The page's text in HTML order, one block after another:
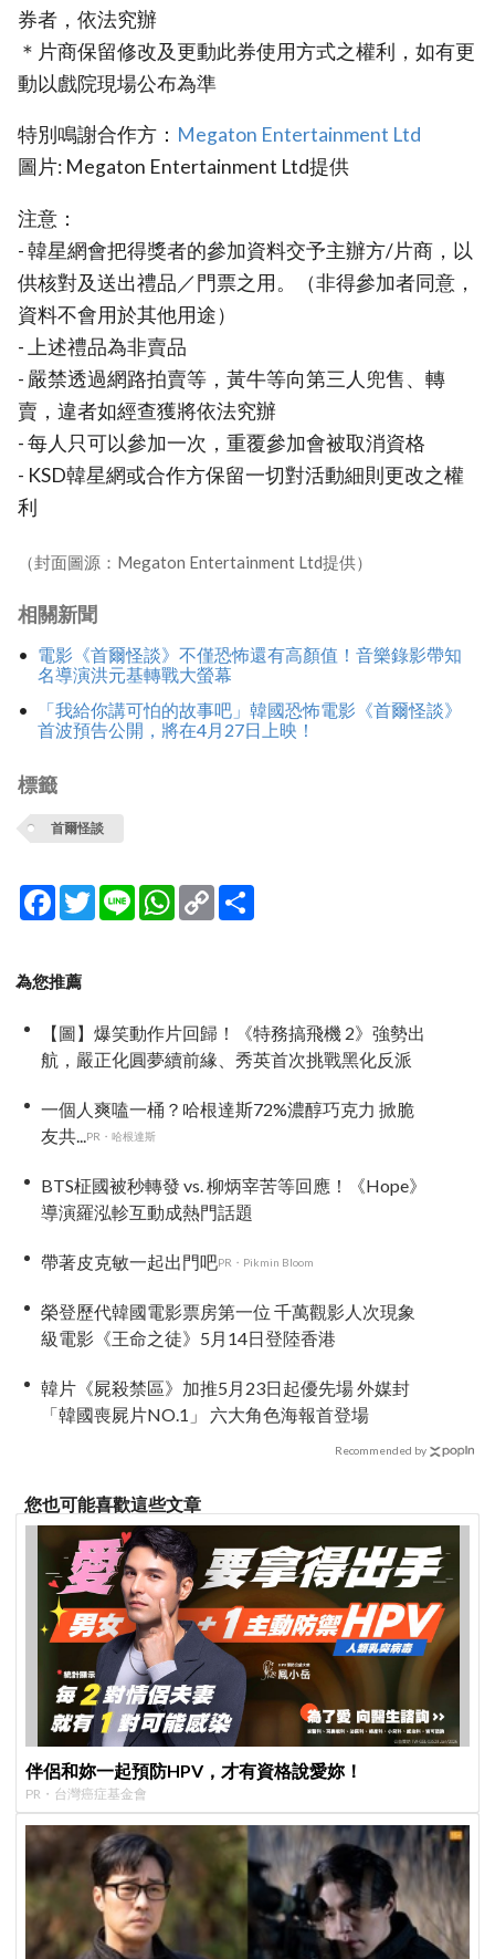
券者，依法究辦
＊片商保留修改及更動此券使用方式之權利，如有更
動以戲院現場公布為準
特別鳴謝合作方： Megaton Entertainment Ltd
圖片: Megaton Entertainment Ltd提供
注意：
- 韓星網會把得獎者的參加資料交予主辦方/片商，以
供核對及送出禮品／門票之用。（非得參加者同意，
資料不會用於其他用途）
- 上述禮品為非賣品
- 嚴禁透過網路拍賣等，黃牛等向第三人兜售、轉
賣，違者如經查獲將依法究辦
- 每人只可以參加一次，重覆參加會被取消資格
- KSD韓星網或合作方保留一切對活動細則更改之權
利
（封面圖源：Megaton Entertainment Ltd提供）
相關新聞
電影《首爾怪談》不僅恐怖還有高顏值！音樂錄影帶知
名導演洪元基轉戰大螢幕
「我給你講可怕的故事吧」韓國恐怖電影《首爾怪談》
首波預告公開，將在4月27日上映！
標籤
首爾怪談
Facebook
TwitterLine WhatsApp
Copy
Link
為您推薦
【圖】爆笑動作片回歸！《特務搞飛機 2》強勢出
航，嚴正化圓夢續前緣、秀英首次挑戰黑化反派
一個人爽嗑一桶？哈根達斯72%濃醇巧克力 掀脆
友共...
PR・哈根達斯
BTS柾國被秒轉發 vs. 柳炳宰苦等回應！《Hope》
導演羅泓軫互動成熱門話題
帶著皮克敏一起出門吧PR・Pikmin Bloom
榮登歷代韓國電影票房第一位 千萬觀影人次現象
級電影《王命之徒》5月14日登陸香港
韓片《屍殺禁區》加推5月23日起優先場 外媒封
「韓國喪屍片NO.1」 六大角色海報首登場
Recommended by
您也可能喜歡這些文章
伴侶和妳一起預防HPV，才有資格說愛妳！
PR・台灣癌症基金會